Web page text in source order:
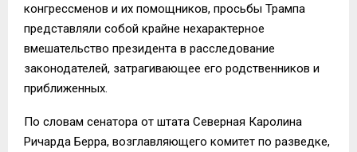
конгрессменов и их помощников, просьбы Трампа
представляли собой крайне нехарактерное
вмешательство президента в расследование
законодателей, затрагивающее его родственников и
приближенных.
По словам сенатора от штата Северная Каролина
Ричарда Берра, возглавляющего комитет по разведке,